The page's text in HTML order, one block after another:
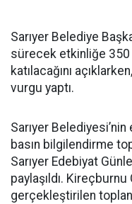
Sarıyer Belediye
sürecek etkinliğe 350
katılacağını
vurgu yaptı.
Sarıyer
basın bilgilendirme
Sarıyer Edebiyat
paylaşıldı.
gerçekleştirilen